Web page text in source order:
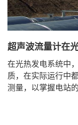
超声波流量计在
在光热发电系统中
质，在实际运行中
测量，以掌握电站